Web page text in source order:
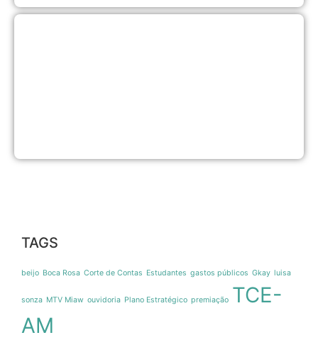
TAGS
beijo Boca Rosa Corte de Contas Estudantes gastos públicos Gkay luisa
sonza MTV Miaw ouvidoria Plano Estratégico premiação TCE-
AM